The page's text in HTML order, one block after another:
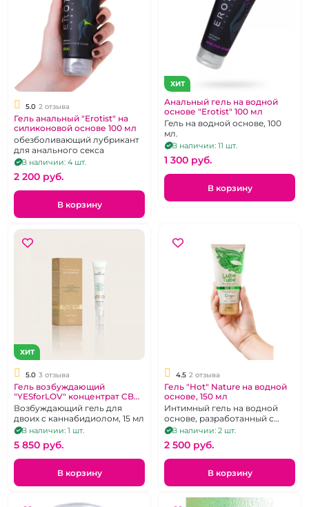
5.0 2 отзыва
Гель анальный "Erotist" на
силиконовой основе 100 мл
обезболивающий лубрикант
для анального секса
В наличии: 4 шт.
2 200 pуб.
В корзину
ХИТ
Анальный гель на водной
основе "Erotist" 100 мл
Гель на водной основе, 100
мл.
В наличии: 11 шт.
1 300 pуб.
В корзину
ХИТ
5.0 3 отзыва
Гель возбуждающий
"YESforLOV" концентрат CBD
15 мл
Возбуждающий гель для
двоих с каннабидиолом, 15 мл
В наличии: 1 шт.
5 850 pуб.
В корзину
4.5 2 отзыва
Гель "Hot" Nature на водной
основе, 150 мл
Интимный гель на водной
основе, разработанный с
помощью натуральных
компонентов
В наличии: 2 шт.
2 500 pуб.
В корзину